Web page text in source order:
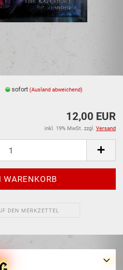
sofort(Ausland abweichend)
12,00 EUR
inkl. 19% MwSt. zzgl. Versand
DEN MERKZETTEL